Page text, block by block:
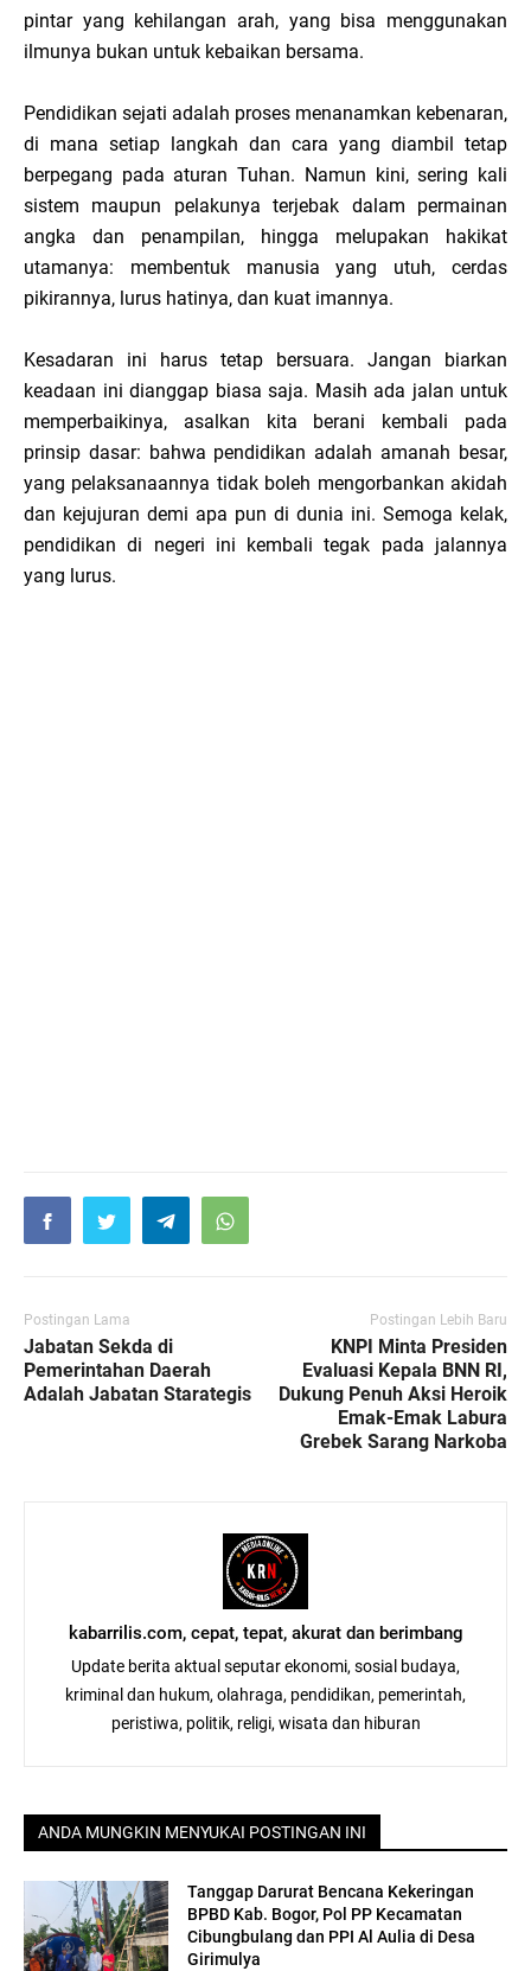
pintar yang kehilangan arah, yang bisa menggunakan
ilmunya bukan untuk kebaikan bersama.
Pendidikan sejati adalah proses menanamkan kebenaran,
di mana setiap langkah dan cara yang diambil tetap
berpegang pada aturan Tuhan. Namun kini, sering kali
sistem maupun pelakunya terjebak dalam permainan
angka dan penampilan, hingga melupakan hakikat
utamanya: membentuk manusia yang utuh, cerdas
pikirannya, lurus hatinya, dan kuat imannya.
Kesadaran ini harus tetap bersuara. Jangan biarkan
keadaan ini dianggap biasa saja. Masih ada jalan untuk
memperbaikinya, asalkan kita berani kembali pada
prinsip dasar: bahwa pendidikan adalah amanah besar,
yang pelaksanaannya tidak boleh mengorbankan akidah
dan kejujuran demi apa pun di dunia ini. Semoga kelak,
pendidikan di negeri ini kembali tegak pada jalannya
yang lurus.
Postingan Lama
Jabatan Sekda di
Pemerintahan Daerah
Adalah Jabatan Starategis
Postingan Lebih Baru
KNPI Minta Presiden
Evaluasi Kepala BNN RI,
Dukung Penuh Aksi Heroik
Emak-Emak Labura
Grebek Sarang Narkoba
kabarrilis.com, cepat, tepat, akurat dan berimbang
Update berita aktual seputar ekonomi, sosial budaya,
kriminal dan hukum, olahraga, pendidikan, pemerintah,
peristiwa, politik, religi, wisata dan hiburan
ANDA MUNGKIN MENYUKAI POSTINGAN INI
Tanggap Darurat Bencana Kekeringan
BPBD Kab. Bogor, Pol PP Kecamatan
Cibungbulang dan PPI Al Aulia di Desa
Girimulya